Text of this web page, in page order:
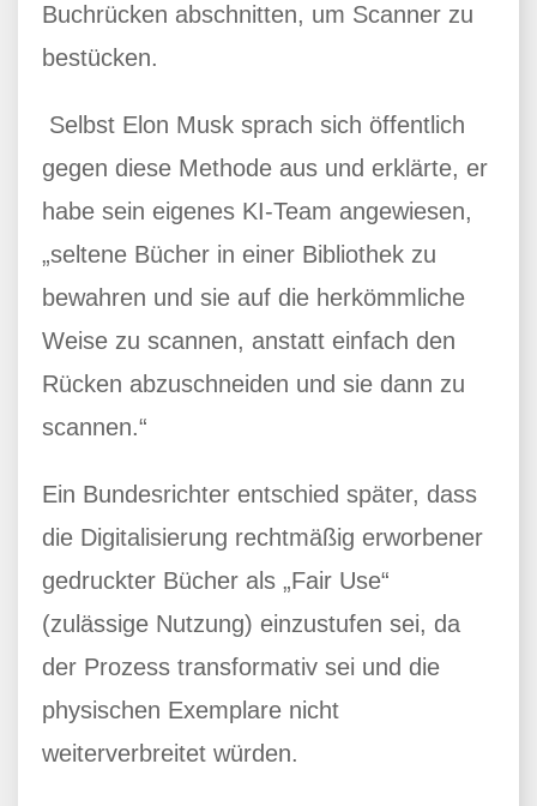
Buchrücken abschnitten, um Scanner zu
bestücken.
Selbst Elon Musk sprach sich öffentlich
gegen diese Methode aus und erklärte, er
habe sein eigenes KI-Team angewiesen,
„seltene Bücher in einer Bibliothek zu
bewahren und sie auf die herkömmliche
Weise zu scannen, anstatt einfach den
Rücken abzuschneiden und sie dann zu
scannen.“
Ein Bundesrichter entschied später, dass
die Digitalisierung rechtmäßig erworbener
gedruckter Bücher als „Fair Use“
(zulässige Nutzung) einzustufen sei, da
der Prozess transformativ sei und die
physischen Exemplare nicht
weiterverbreitet würden.